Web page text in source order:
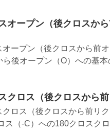
オープン（後クロスか
オープン（後クロスから前
ら後オープン（O）への基
クロス（後クロスから
クロス（後クロスから前リ
ス（-C）への180クロスク